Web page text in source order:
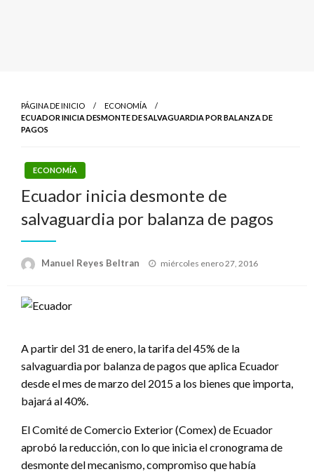
PÁGINA DE INICIO
ECONOMÍA
ECUADOR INICIA DESMONTE DE SALVAGUARDIA POR BALANZA DE
PAGOS
ECONOMÍA
Ecuador inicia desmonte de
salvaguardia por balanza de pagos
Manuel Reyes Beltran
Publicado
miércoles enero 27, 2016
A partir del 31 de enero, la tarifa del 45% de la
salvaguardia por balanza de pagos que aplica Ecuador
desde el mes de marzo del 2015 a los bienes que importa,
bajará al 40%.
El Comité de Comercio Exterior (Comex) de Ecuador
aprobó la reducción, con lo que inicia el cronograma de
desmonte del mecanismo, compromiso que había